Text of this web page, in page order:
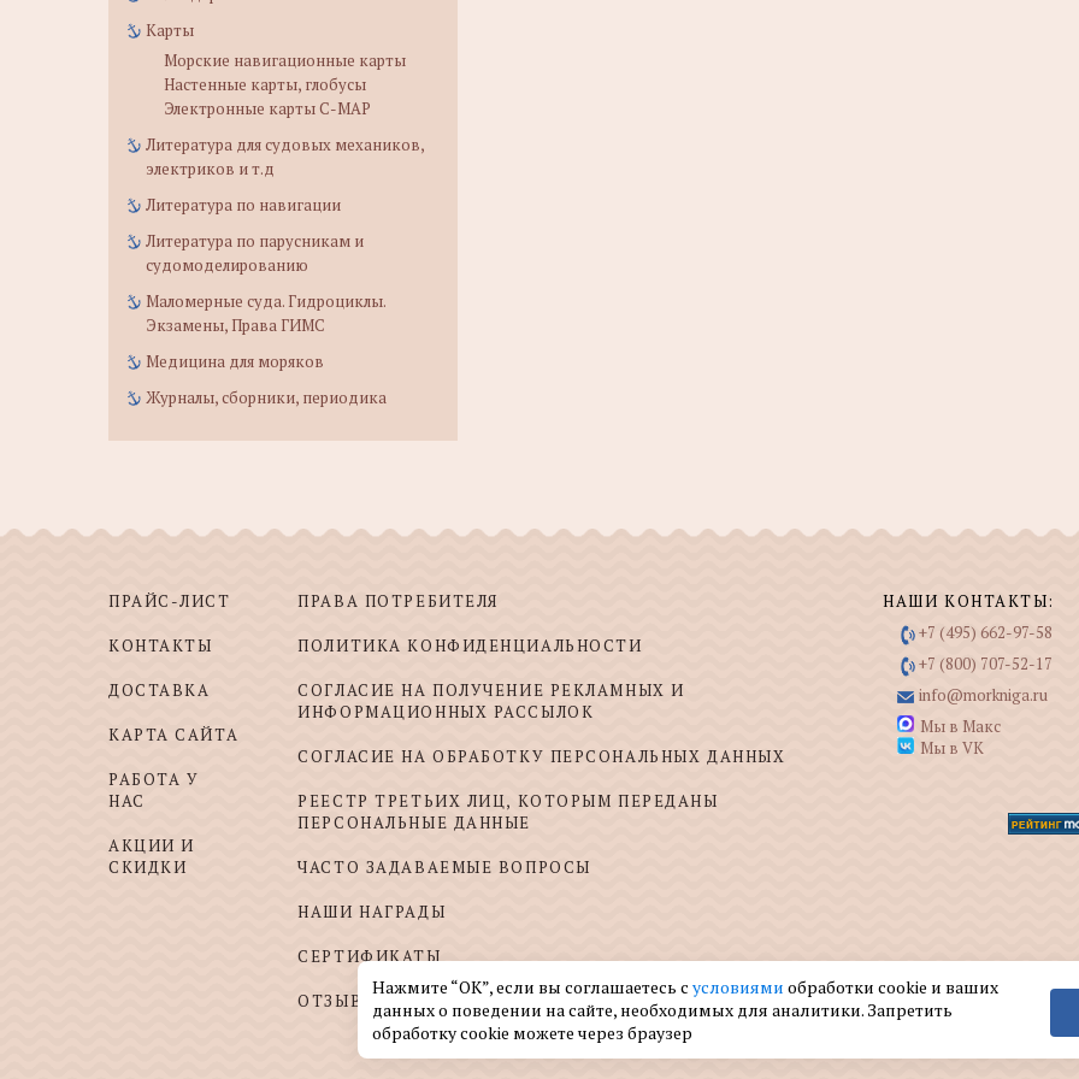
Карты
Морские навигационные карты
Настенные карты, глобусы
Электронные карты C-MAP
Литература для судовых механиков,
электриков и т.д
Литература по навигации
Литература по парусникам и
судомоделированию
Маломерные суда. Гидроциклы.
Экзамены, Права ГИМС
Медицина для моряков
Журналы, сборники, периодика
ПРАЙС-ЛИСТ
КОНТАКТЫ
ДОСТАВКА
КАРТА САЙТА
РАБОТА У
НАС
АКЦИИ И
СКИДКИ
ПРАВА ПОТРЕБИТЕЛЯ
ПОЛИТИКА КОНФИДЕНЦИАЛЬНОСТИ
СОГЛАСИЕ НА ПОЛУЧЕНИЕ РЕКЛАМНЫХ И
ИНФОРМАЦИОННЫХ РАССЫЛОК
СОГЛАСИЕ НА ОБРАБОТКУ ПЕРСОНАЛЬНЫХ ДАННЫХ
РЕЕСТР ТРЕТЬИХ ЛИЦ, КОТОРЫМ ПЕРЕДАНЫ
ПЕРСОНАЛЬНЫЕ ДАННЫЕ
ЧАСТО ЗАДАВАЕМЫЕ ВОПРОСЫ
НАШИ НАГРАДЫ
СЕРТИФИКАТЫ
ОТЗЫВЫ И ПОЖЕЛАНИЯ
НАШИ КОНТАКТЫ:
+7 (495) 662-97-58
+7 (800) 707-52-17
info@morkniga.ru
Мы в Макс
Мы в VK
Нажмите “ОК”, если вы соглашаетесь с условиями обработки cookie и ваших
данных о поведении на сайте, необходимых для аналитики. Запретить
обработку cookie можете через браузер